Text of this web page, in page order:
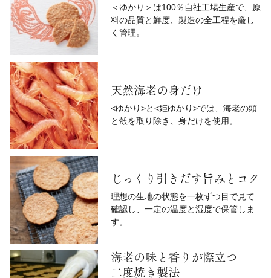
＜ゆかり＞は100％自社工場生産で、原
料の品質と鮮度、製造の全工程を厳し
く管理。
天然海老の身だけ
<ゆかり>と<姫ゆかり>では、海老の頭
と殻を取り除き、身だけを使用。
じっくり引きだす旨みとコク
理想の生地の状態を一枚ずつ目で見て
確認し、一定の温度と湿度で保管しま
す。
海老の味と香りが際立つ
二度焼き製法